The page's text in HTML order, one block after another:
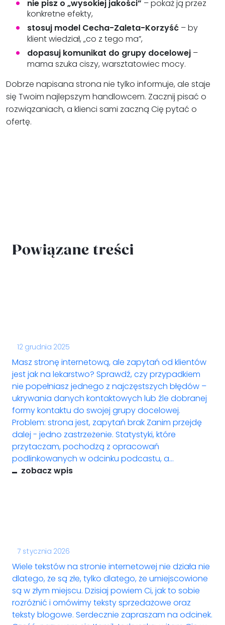
nie pisz o „wysokiej jakości” – pokaż ją przez
konkretne efekty,
stosuj model Cecha-Zaleta-Korzyść– by
klient wiedział, „co z tego ma”,
dopasuj komunikat do grupy docelowej–
mama szuka ciszy, warsztatowiec mocy.
Dobrze napisana strona nie tylko informuje, ale staje
się Twoim najlepszym handlowcem. Zacznij pisać o
rozwiązaniach, a klienci sami zaczną Cię pytać o
ofertę.
Powiązane treści
12 grudnia 2025
Masz stronę internetową, ale zapytań od klientów
jest jak na lekarstwo? Sprawdź, czy przypadkiem
nie popełniasz jednego z najczęstszych błędów –
ukrywania danych kontaktowych lub źle dobranej
formy kontaktu do swojej grupy docelowej.
Problem: strona jest, zapytań brak Zanim przejdę
dalej - jedno zastrzeżenie. Statystyki, które
przytaczam, pochodzą z opracowań
podlinkowanych w odcinku podcastu, a...
zobacz wpis
7 stycznia 2026
Wiele tekstów na stronie internetowej nie działa nie
dlatego, że są złe, tylko dlatego, że umiejscowione
są w złym miejscu. Dzisiaj powiem Ci, jak to sobie
rozróżnić i omówimy teksty sprzedażowe oraz
teksty blogowe. Serdecznie zapraszam na odcinek.